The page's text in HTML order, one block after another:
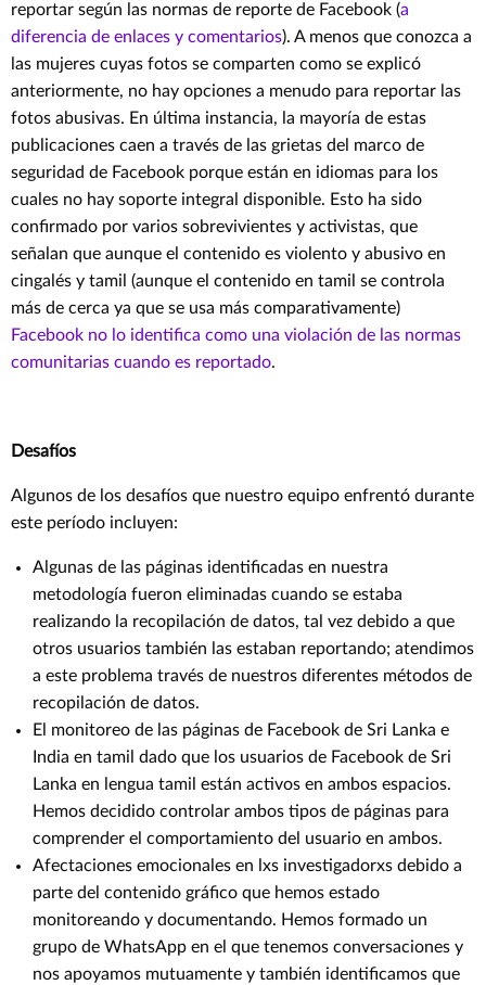
reportar según las normas de reporte de Facebook (a
diferencia de enlaces y comentarios). A menos que conozca a
las mujeres cuyas fotos se comparten como se explicó
anteriormente, no hay opciones a menudo para reportar las
fotos abusivas. En última instancia, la mayoría de estas
publicaciones caen a través de las grietas del marco de
seguridad de Facebook porque están en idiomas para los
cuales no hay soporte integral disponible. Esto ha sido
confirmado por varios sobrevivientes y activistas, que
señalan que aunque el contenido es violento y abusivo en
cingalés y tamil (aunque el contenido en tamil se controla
más de cerca ya que se usa más comparativamente)
Facebook no lo identifica como una violación de las normas
comunitarias cuando es reportado.
Desafíos
Algunos de los desafíos que nuestro equipo enfrentó durante
este período incluyen:
Algunas de las páginas identificadas en nuestra
metodología fueron eliminadas cuando se estaba
realizando la recopilación de datos, tal vez debido a que
otros usuarios también las estaban reportando; atendimos
a este problema través de nuestros diferentes métodos de
recopilación de datos.
El monitoreo de las páginas de Facebook de Sri Lanka e
India en tamil dado que los usuarios de Facebook de Sri
Lanka en lengua tamil están activos en ambos espacios.
Hemos decidido controlar ambos tipos de páginas para
comprender el comportamiento del usuario en ambos.
Afectaciones emocionales en lxs investigadorxs debido a
parte del contenido gráfico que hemos estado
monitoreando y documentando. Hemos formado un
grupo de WhatsApp en el que tenemos conversaciones y
nos apoyamos mutuamente y también identificamos que